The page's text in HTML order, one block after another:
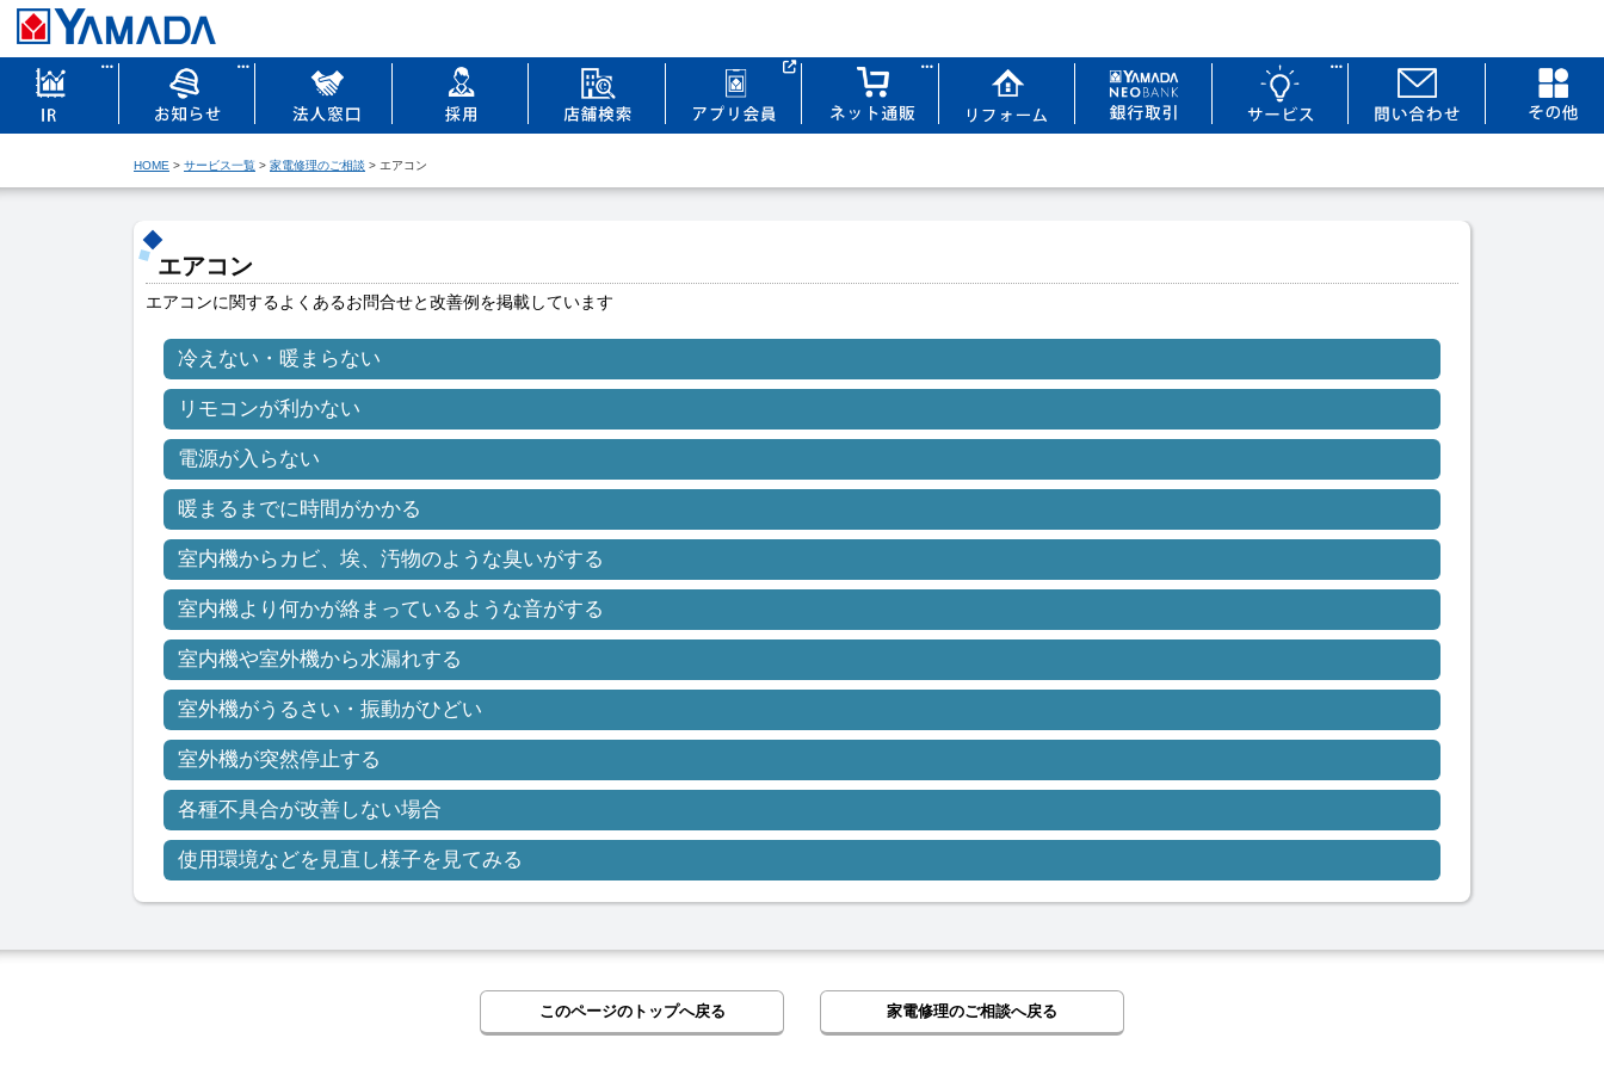
HOME > サービス一覧 > 家電修理のご相談 > エアコン
エアコン
エアコンに関するよくあるお問合せと改善例を掲載しています
冷えない・暖まらない
リモコンが利かない
電源が入らない
暖まるまでに時間がかかる
室内機からカビ、埃、汚物のような臭いがする
室内機より何かが絡まっているような音がする
室内機や室外機から水漏れする
室外機がうるさい・振動がひどい
室外機が突然停止する
各種不具合が改善しない場合
使用環境などを見直し様子を見てみる
このページのトップへ戻る 家電修理のご相談へ戻る